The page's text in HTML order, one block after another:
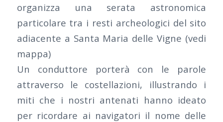
organizza una serata astronomica
particolare tra i resti archeologici del sito
adiacente a Santa Maria delle Vigne (vedi
mappa)
Un conduttore porterà con le parole
attraverso le costellazioni, illustrando i
miti che i nostri antenati hanno ideato
per ricordare ai navigatori il nome delle